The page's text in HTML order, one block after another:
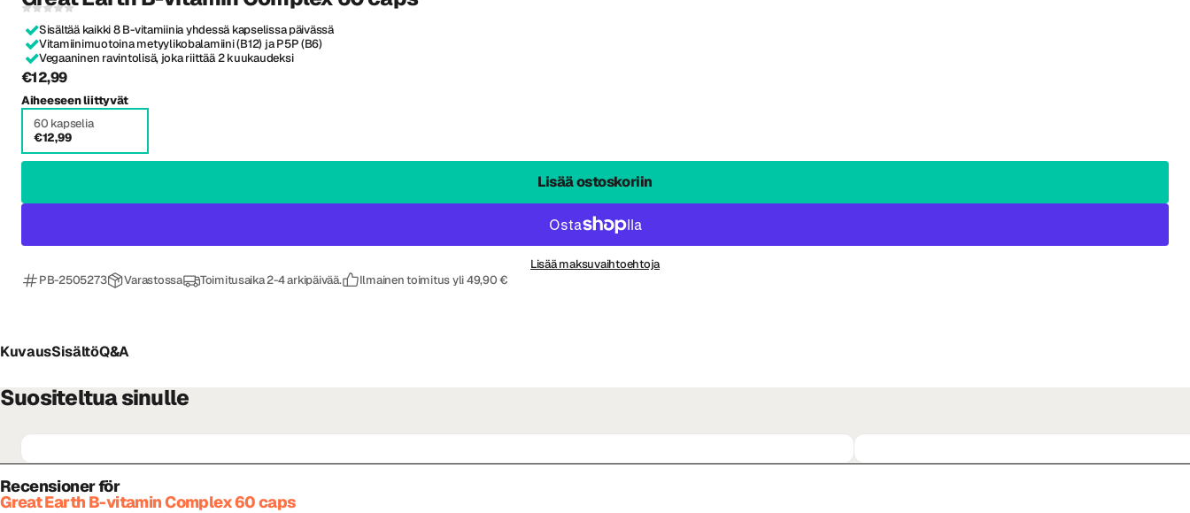
Sisältää kaikki 8 B-vitamiinia yhdessä kapselissa päivässä
Vitamiinimuotoina metyylikobalamiini (B12) ja P5P (B6)
Vegaaninen ravintolisä, joka riittää 2 kuukaudeksi
€12,99
Aiheeseen liittyvät
60 kapselia
€12,99
Lisää ostoskoriin
Lisää maksuvaihtoehtoja
PB-2505273
Varastossa Toimitusaika 2-4 arkipäivää. Ilmainen toimitus yli 49,90 €
KuvausSisältöQ&A
Suositeltua sinulle
Recensioner för
Great Earth B-vitamin Complex 60 caps